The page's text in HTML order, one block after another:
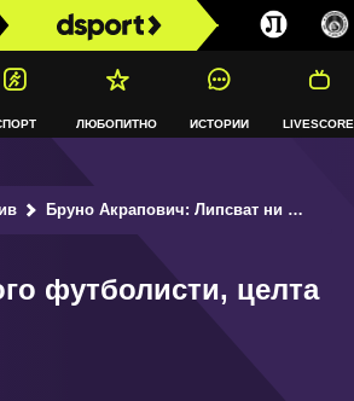
ЛЮБОПИТНО ИСТОРИИ LIVESCORE
Бруно Акрапович: Липсват ни много футболисти, целта бе да стартираме без загуба
футболисти, целта